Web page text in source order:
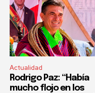
Actualidad
Rodrigo Paz: “Había
mucho flojo en los